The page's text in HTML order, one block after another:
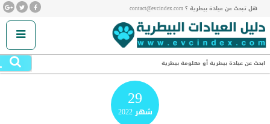
هل تبحث عن عيادة بيطرية ؟ contact@evcindex.com
ابحث عن عيادة بيطرية أو معلومة بيطرية
29
شهر2022